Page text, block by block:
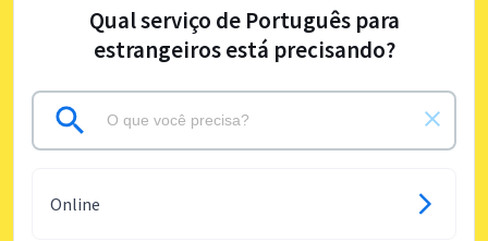
Qual serviço de Português para
estrangeiros está precisando?
Online